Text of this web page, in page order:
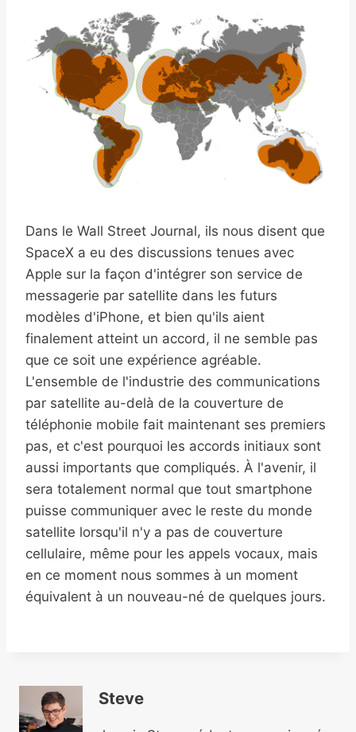
Dans le Wall Street Journal, ils nous disent que
SpaceX a eu des discussions tenues avec
Apple sur la façon d'intégrer son service de
messagerie par satellite dans les futurs
modèles d'iPhone, et bien qu'ils aient
finalement atteint un accord, il ne semble pas
que ce soit une expérience agréable.
L'ensemble de l'industrie des communications
par satellite au-delà de la couverture de
téléphonie mobile fait maintenant ses premiers
pas, et c'est pourquoi les accords initiaux sont
aussi importants que compliqués. À l'avenir, il
sera totalement normal que tout smartphone
puisse communiquer avec le reste du monde
satellite lorsqu'il n'y a pas de couverture
cellulaire, même pour les appels vocaux, mais
en ce moment nous sommes à un moment
équivalent à un nouveau-né de quelques jours.
Steve